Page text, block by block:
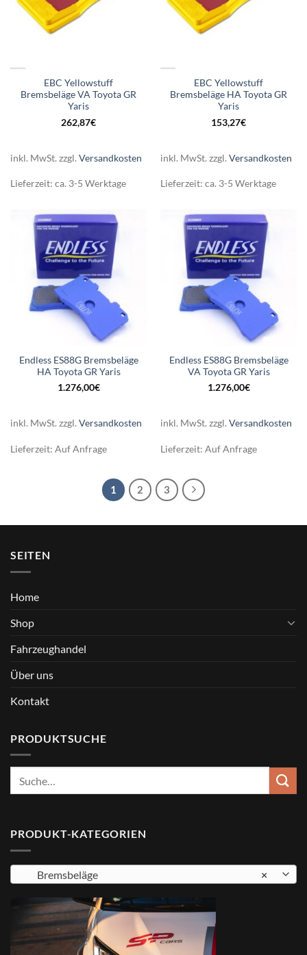
EBC Yellowstuff
Bremsbeläge VA Toyota GR
Yaris
262,87€
inkl. MwSt. zzgl. Versandkosten
Lieferzeit: ca. 3-5 Werktage
EBC Yellowstuff
Bremsbeläge HA Toyota GR
Yaris
153,27€
inkl. MwSt. zzgl. Versandkosten
Lieferzeit: ca. 3-5 Werktage
Endless ES88G Bremsbeläge
HA Toyota GR Yaris
1.276,00€
inkl. MwSt.zzgl.Versandkosten
Lieferzeit: Auf Anfrage
Endless ES88G Bremsbeläge
VA Toyota GR Yaris
1.276,00€
inkl. MwSt.zzgl.Versandkosten
Lieferzeit: Auf Anfrage
1 2 3
SEITEN
Home
Shop
Fahrzeughandel
Über uns
Kontakt
PRODUKTSUCHE
PRODUKT-KATEGORIEN
×
Bremsbeläge